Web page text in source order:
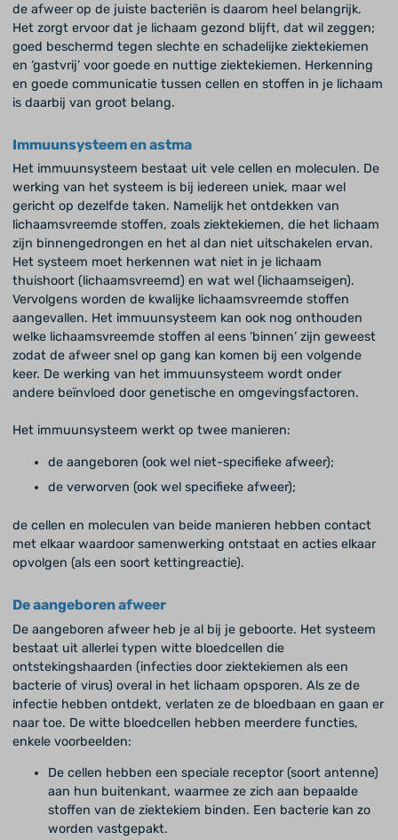
de afweer op de juiste bacteriën is daarom heel belangrijk.
Het zorgt ervoor dat je lichaam gezond blijft, dat wil zeggen;
goed beschermd tegen slechte en schadelijke ziektekiemen
en ‘gastvrij’ voor goede en nuttige ziektekiemen. Herkenning
en goede communicatie tussen cellen en stoffen in je lichaam
is daarbij van groot belang.
Immuunsysteem en astma
Het immuunsysteem bestaat uit vele cellen en moleculen. De
werking van het systeem is bij iedereen uniek, maar wel
gericht op dezelfde taken. Namelijk het ontdekken van
lichaamsvreemde stoffen, zoals ziektekiemen, die het lichaam
zijn binnengedrongen en het al dan niet uitschakelen ervan.
Het systeem moet herkennen wat niet in je lichaam
thuishoort (lichaamsvreemd) en wat wel (lichaamseigen).
Vervolgens worden de kwalijke lichaamsvreemde stoffen
aangevallen. Het immuunsysteem kan ook nog onthouden
welke lichaamsvreemde stoffen al eens ‘binnen’ zijn geweest
zodat de afweer snel op gang kan komen bij een volgende
keer. De werking van het immuunsysteem wordt onder
andere beïnvloed door genetische en omgevingsfactoren.
Het immuunsysteem werkt op twee manieren:
de aangeboren (ook wel niet-specifieke afweer);
de verworven (ook wel specifieke afweer);
de cellen en moleculen van beide manieren hebben contact
met elkaar waardoor samenwerking ontstaat en acties elkaar
opvolgen (als een soort kettingreactie).
De aangeboren afweer
De aangeboren afweer heb je al bij je geboorte. Het systeem
bestaat uit allerlei typen witte bloedcellen die
ontstekingshaarden (infecties door ziektekiemen als een
bacterie of virus) overal in het lichaam opsporen. Als ze de
infectie hebben ontdekt, verlaten ze de bloedbaan en gaan er
naar toe. De witte bloedcellen hebben meerdere functies,
enkele voorbeelden:
De cellen hebben een speciale receptor (soort antenne)
aan hun buitenkant, waarmee ze zich aan bepaalde
stoffen van de ziektekiem binden. Een bacterie kan zo
worden vastgepakt.